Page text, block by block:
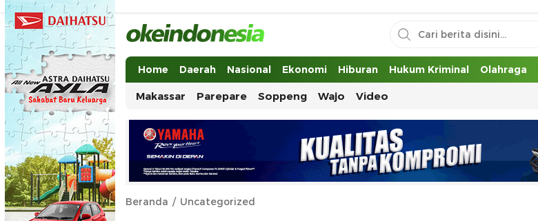
Okeindonesia.Online
Mengonlinekan Indonesia Secara Utuh
Home Daerah Nasional Ekonomi Hiburan Hukum Kriminal Olahraga
Makassar Parepare Soppeng Wajo Video
Beranda Uncategorized